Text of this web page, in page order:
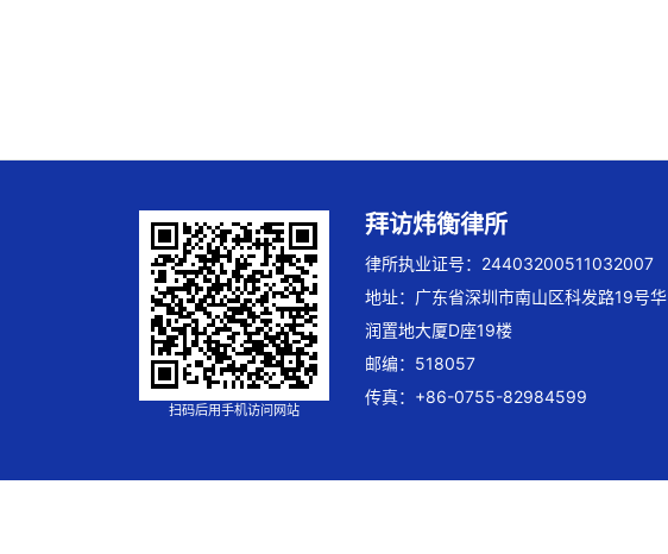
扫码后用手机访问网站
拜访炜衡律所
律所执业证号：24403200511032007
地址：广东省深圳市南山区科发路19号华
润置地大厦D座19楼
邮编：518057
传真：+86-0755-82984599